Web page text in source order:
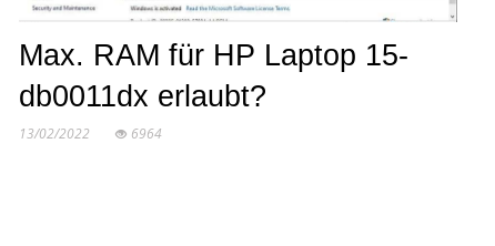
Max. RAM für HP Laptop 15-
db0011dx erlaubt?
13/02/2022 6964